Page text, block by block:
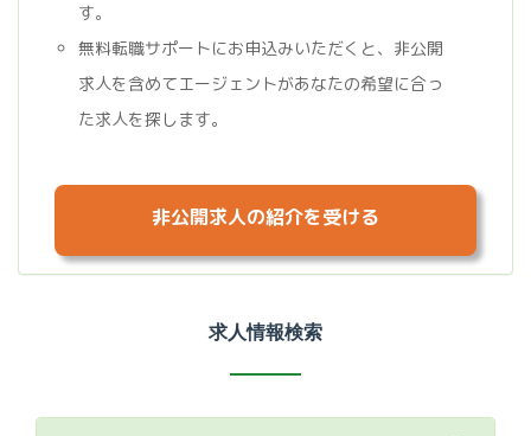
す。
無料転職サポートにお申込みいただくと、非公開
求人を含めてエージェントがあなたの希望に合っ
た求人を探します。
非公開求人の紹介を受ける
求人情報検索